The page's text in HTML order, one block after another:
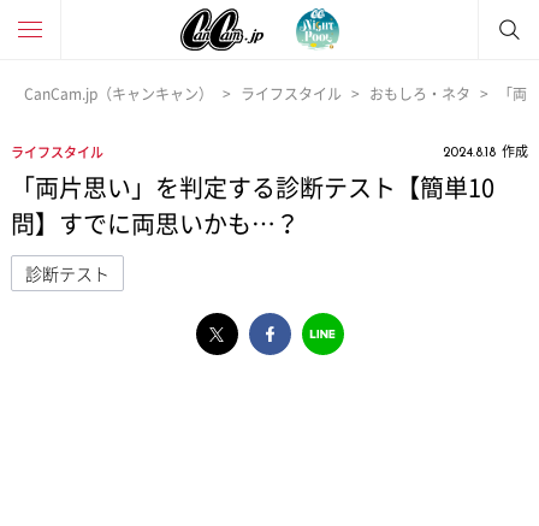
CanCam.jp（キャンキャン） ライフスタイル おもしろ・ネタ 「
ライフスタイル 2024.8.18 作成
「両片思い」を判定する診断テスト【簡単10
問】すでに両思いかも…？
診断テスト